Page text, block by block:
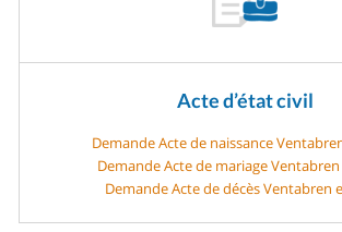
Acte d’état civil
Demande Acte de naissance
Demande Acte de mariage
Demande Acte de décès Ventabren